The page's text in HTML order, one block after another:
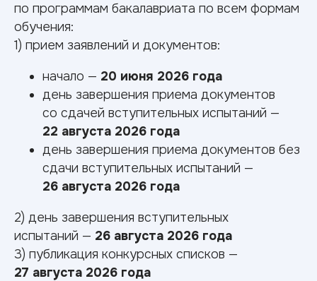
по программам бакалавриата по всем формам
обучения:
1) прием заявлений и документов:
начало — 20 июня 2026 года
день завершения приема документов
со сдачей вступительных испытаний —
22 августа 2026 года
день завершения приема документов без
сдачи вступительных испытаний —
26 августа 2026 года
2) день завершения вступительных
испытаний — 26 августа 2026 года
3) публикация конкурсных списков —
27 августа 2026 года
Расписание
вступительных
испытаний,
проводимых вузом
самостоятельно